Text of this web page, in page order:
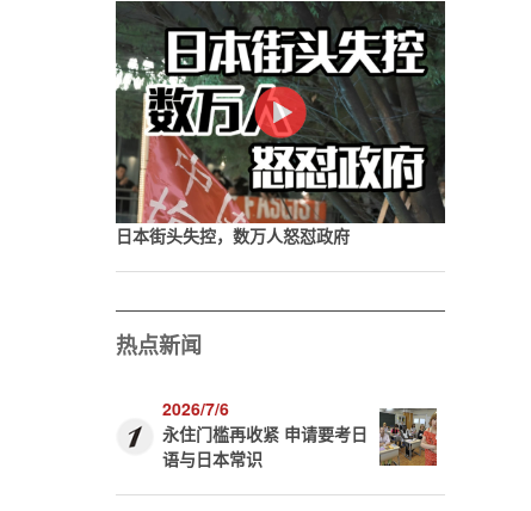
日本街头失控，数万人怒怼政府
热点新闻
2026/7/6
永住门槛再收紧 申请要考日
语与日本常识